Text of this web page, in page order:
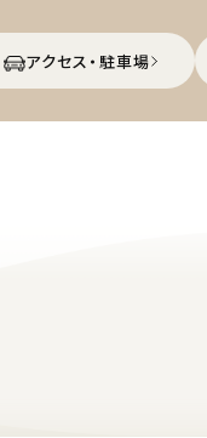
アクセス・駐車場